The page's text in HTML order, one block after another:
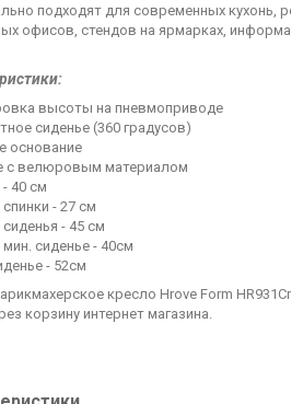
подходят для современных кухонь,
офисов, стендов на ярмарках,
высоты на пневмоприводе
сиденье (360 градусов)
основание
с велюровым материалом
- 40 см
- 27 см
- 45 см
сиденье - 40см
- 52см
кресло Hrove Form
корзину интернет магазина.